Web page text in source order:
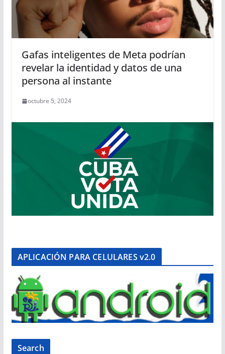
Gafas inteligentes de Meta podrían
revelar la identidad y datos de una
persona al instante
octubre 5, 2024
APLICACIÓN PARA CELULARES v2.0
Search